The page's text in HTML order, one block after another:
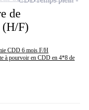
de
(H/F)
CDD 6 mois F/H
à pourvoir en CDD en 4*8 de